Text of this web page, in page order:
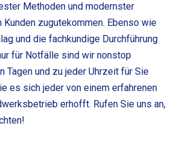
Methoden und modernster
Kunden zugutekommen. Ebenso wie
und die fachkundige Durchführung
für Notfälle sind wir nonstop
Tagen und zu jeder Uhrzeit für Sie
es sich jeder von einem erfahrenen
erhofft. Rufen Sie uns an,